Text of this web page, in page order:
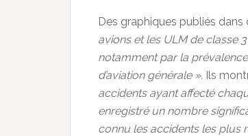
Des graphiques publiés dans
avions et les ULM de classe
notamment par la
d’aviation générale ». Ils
accidents ayant affecté
enregistré un nombre
connu les accidents les plus